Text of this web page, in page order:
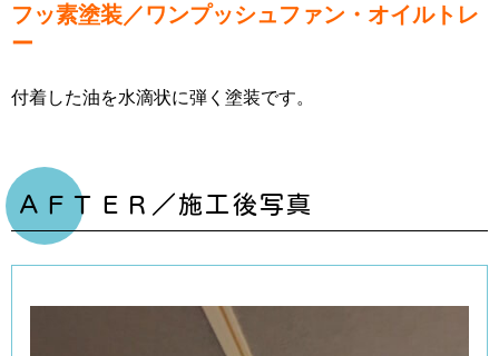
フッ素塗装／ワンプッシュファン・オイルトレ
ー
付着した油を水滴状に弾く塗装です。
ＡＦＴＥＲ／施工後写真